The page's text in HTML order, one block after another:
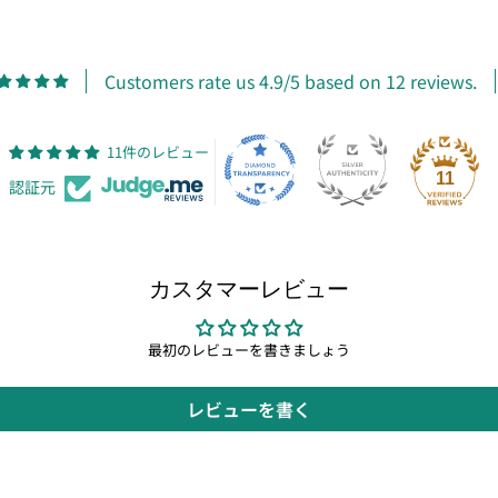
Customers rate us 4.9/5 based on 12 reviews.
11件のレビュー
認証元 11
カスタマーレビュー
最初のレビューを書きましょう
レビューを書く